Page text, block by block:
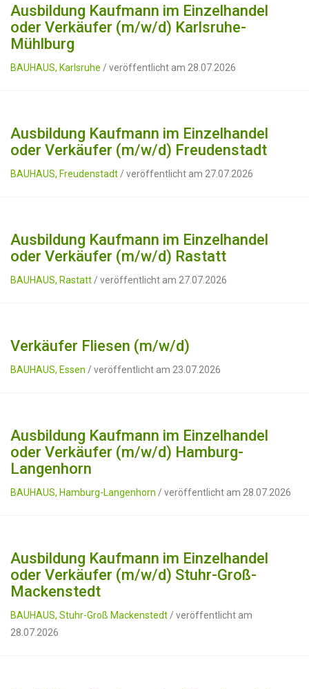
Ausbildung Kaufmann im Einzelhandel
oder Verkäufer (m/w/d) Karlsruhe-
Mühlburg
BAUHAUS, Karlsruhe / veröffentlicht am 28.07.2026
Ausbildung Kaufmann im Einzelhandel
oder Verkäufer (m/w/d) Freudenstadt
BAUHAUS, Freudenstadt / veröffentlicht am 27.07.2026
Ausbildung Kaufmann im Einzelhandel
oder Verkäufer (m/w/d) Rastatt
BAUHAUS, Rastatt / veröffentlicht am 27.07.2026
Verkäufer Fliesen (m/w/d)
BAUHAUS, Essen / veröffentlicht am 23.07.2026
Ausbildung Kaufmann im Einzelhandel
oder Verkäufer (m/w/d) Hamburg-
Langenhorn
BAUHAUS, Hamburg-Langenhorn / veröffentlicht am 28.07.2026
Ausbildung Kaufmann im Einzelhandel
oder Verkäufer (m/w/d) Stuhr-Groß-
Mackenstedt
BAUHAUS, Stuhr-Groß Mackenstedt / veröffentlicht am
28.07.2026